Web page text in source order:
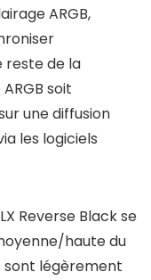
ARGB,
reste de la
soit
une diffusion
les logiciels
Reverse Black se
haute du
sont légèrement